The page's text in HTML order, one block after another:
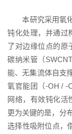
本研究采用氧
钝化处理，并通过
了对边缘位点的原
碳纳米管（
能、无集流体自支
氧官能团（-OH / -
网络，有效钝化活
更为关键的是，分
选择性吸附位点，